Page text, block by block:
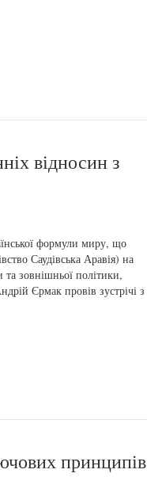
відносин з
формули миру, що
Саудівська Аравія) на
та зовнішньої політики,
Єрмак провів зустрічі з
принципів